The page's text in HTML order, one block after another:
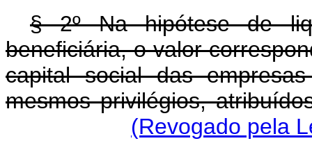
§ 2º Na hipótese de
beneficiária, o valor
capital social das
mesmos privilégios,
(Revogado pela